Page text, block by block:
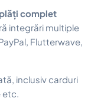
complet
integrări multiple
Flutterwave,
inclusiv carduri
etc.